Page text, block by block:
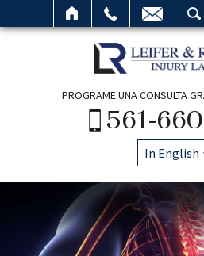
PROGRAME UNA CONSULTA
561-
In English